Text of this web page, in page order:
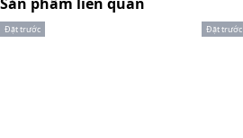
Đặt trước Đặt trước